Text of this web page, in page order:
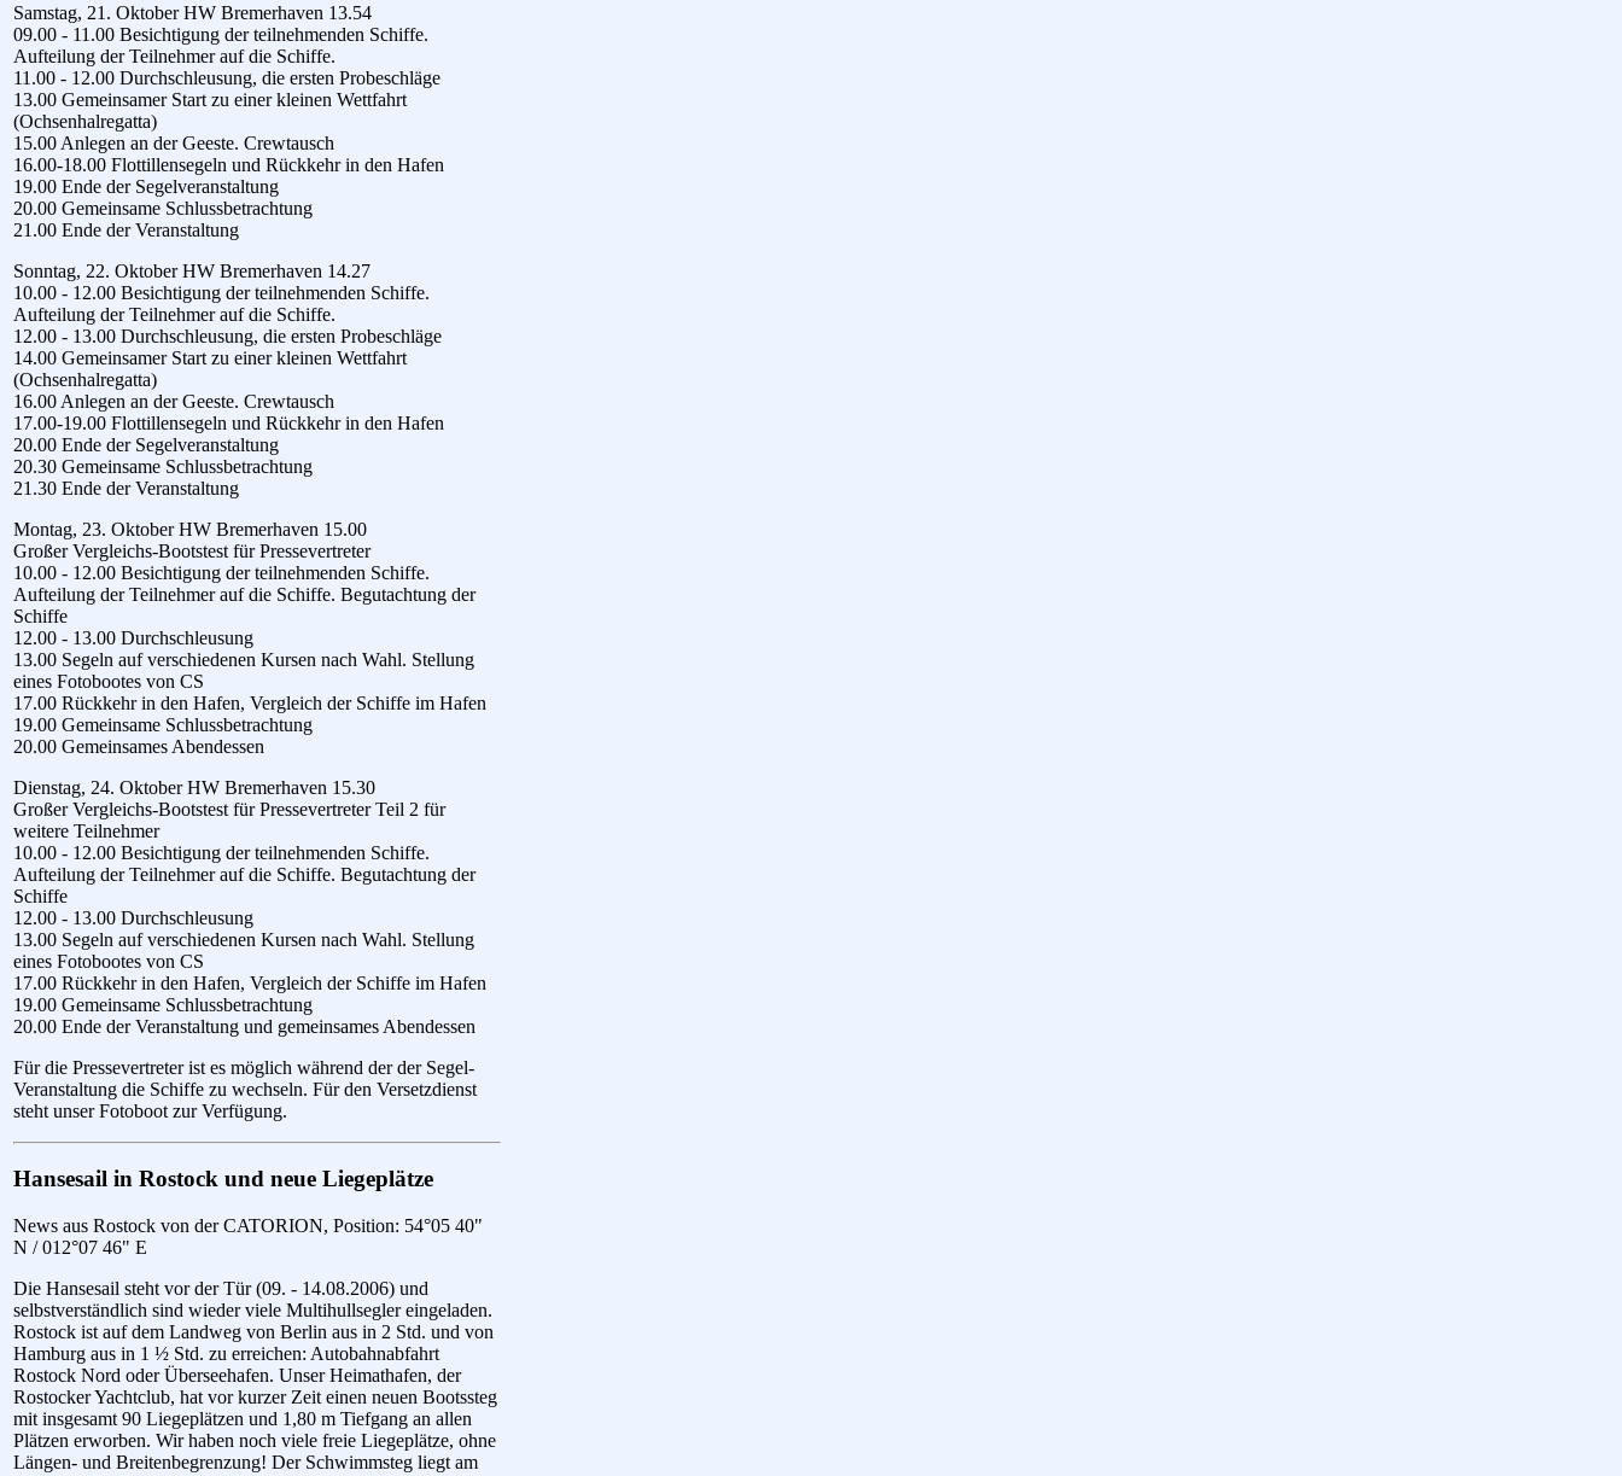
Samstag, 21. Oktober HW Bremerhaven 13.54
09.00 - 11.00 Besichtigung der teilnehmenden Schiffe.
Aufteilung der Teilnehmer auf die Schiffe.
11.00 - 12.00 Durchschleusung, die ersten Probeschläge
13.00 Gemeinsamer Start zu einer kleinen Wettfahrt
(Ochsenhalregatta)
15.00 Anlegen an der Geeste. Crewtausch
16.00-18.00 Flottillensegeln und Rückkehr in den Hafen
19.00 Ende der Segelveranstaltung
20.00 Gemeinsame Schlussbetrachtung
21.00 Ende der Veranstaltung
Sonntag, 22. Oktober HW Bremerhaven 14.27
10.00 - 12.00 Besichtigung der teilnehmenden Schiffe.
Aufteilung der Teilnehmer auf die Schiffe.
12.00 - 13.00 Durchschleusung, die ersten Probeschläge
14.00 Gemeinsamer Start zu einer kleinen Wettfahrt
(Ochsenhalregatta)
16.00 Anlegen an der Geeste. Crewtausch
17.00-19.00 Flottillensegeln und Rückkehr in den Hafen
20.00 Ende der Segelveranstaltung
20.30 Gemeinsame Schlussbetrachtung
21.30 Ende der Veranstaltung
Montag, 23. Oktober HW Bremerhaven 15.00
Großer Vergleichs-Bootstest für Pressevertreter
10.00 - 12.00 Besichtigung der teilnehmenden Schiffe.
Aufteilung der Teilnehmer auf die Schiffe. Begutachtung der
Schiffe
12.00 - 13.00 Durchschleusung
13.00 Segeln auf verschiedenen Kursen nach Wahl. Stellung
eines Fotobootes von CS
17.00 Rückkehr in den Hafen, Vergleich der Schiffe im Hafen
19.00 Gemeinsame Schlussbetrachtung
20.00 Gemeinsames Abendessen
Dienstag, 24. Oktober HW Bremerhaven 15.30
Großer Vergleichs-Bootstest für Pressevertreter Teil 2 für
weitere Teilnehmer
10.00 - 12.00 Besichtigung der teilnehmenden Schiffe.
Aufteilung der Teilnehmer auf die Schiffe. Begutachtung der
Schiffe
12.00 - 13.00 Durchschleusung
13.00 Segeln auf verschiedenen Kursen nach Wahl. Stellung
eines Fotobootes von CS
17.00 Rückkehr in den Hafen, Vergleich der Schiffe im Hafen
19.00 Gemeinsame Schlussbetrachtung
20.00 Ende der Veranstaltung und gemeinsames Abendessen
Für die Pressevertreter ist es möglich während der der Segel-
Veranstaltung die Schiffe zu wechseln. Für den Versetzdienst
steht unser Fotoboot zur Verfügung.
Hansesail in Rostock und neue Liegeplätze
News aus Rostock von der CATORION, Position: 54°05 40"
N / 012°07 46" E
Die Hansesail steht vor der Tür (09. - 14.08.2006) und
selbstverständlich sind wieder viele Multihullsegler eingeladen.
Rostock ist auf dem Landweg von Berlin aus in 2 Std. und von
Hamburg aus in 1 ½ Std. zu erreichen: Autobahnabfahrt
Rostock Nord oder Überseehafen. Unser Heimathafen, der
Rostocker Yachtclub, hat vor kurzer Zeit einen neuen Bootssteg
mit insgesamt 90 Liegeplätzen und 1,80 m Tiefgang an allen
Plätzen erworben. Wir haben noch viele freie Liegeplätze, ohne
Längen- und Breitenbegrenzung! Der Schwimmsteg liegt am